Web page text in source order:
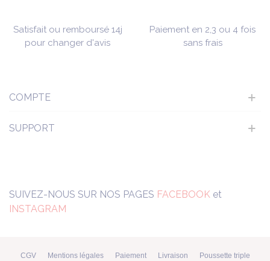
Satisfait ou remboursé 14j
pour changer d'avis
Paiement en 2,3 ou 4 fois
sans frais
SUIVEZ-NOUS SUR NOS PAGES FACEBOOK et
INSTAGRAM
COMPTE
SUPPORT
CGV Mentions légales Paiement Livraison Poussette triple